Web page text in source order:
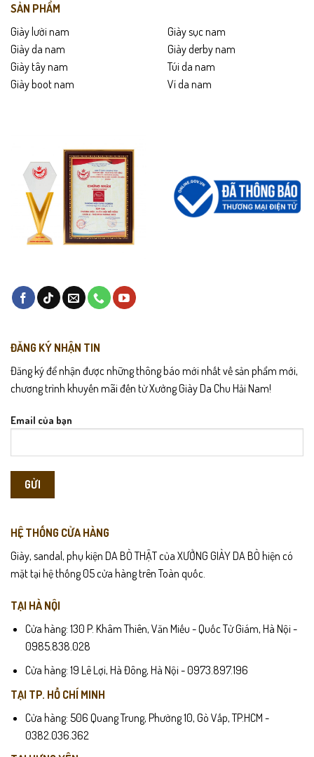
SẢN PHẨM
Giày lười nam
Giày da nam
Giày tây nam
Giày boot nam
Giày sục nam
Giày derby nam
Túi da nam
Ví da nam
ĐĂNG KÝ NHẬN TIN
Đăng ký để nhận được những thông báo mới nhất về sản phẩm mới,
chương trình khuyến mãi đến từ Xưởng Giày Da Chu Hải Nam!
Email của bạn
HỆ THỐNG CỬA HÀNG
Giày, sandal, phụ kiện DA BÒ THẬT của XƯỞNG GIÀY DA BÒ hiện có
mặt tại hệ thống 05 cửa hàng trên Toàn quốc.
TẠI HÀ NỘI
Cửa hàng: 130 P. Khâm Thiên, Văn Miếu - Quốc Tử Giám, Hà Nội -
0985.838.028
Cửa hàng: 19 Lê Lợi, Hà Đông, Hà Nội - 0973.897.196
TẠI TP. HỒ CHÍ MINH
Cửa hàng: 506 Quang Trung, Phường 10, Gò Vấp, TP.HCM -
0382.036.362